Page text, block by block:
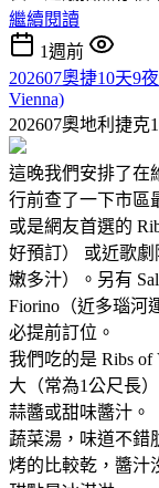
繼續閱讀
1週前
202607奧捷10天9
Vienna)
202607奧地利捷克
這晚我們安排了在
行前查了一下市區
或是網友首選的
好預訂） 或近歌劇
嫩多汁）。另有
Fiorino（近多瑙河
必提前訂位。
我們吃的是 Ribs
大（常為1公尺長
蒜醬或甜味醬汁。
蔬菜湯，味道不錯
烤的比較乾，醬汁